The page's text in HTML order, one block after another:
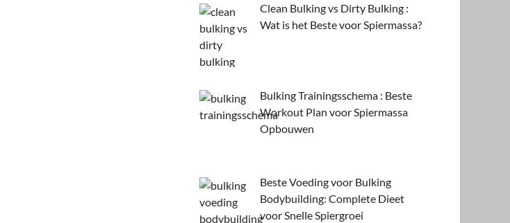
Clean Bulking vs Dirty Bulking :
Wat is het Beste voor Spiermassa?
Bulking Trainingsschema : Beste
Workout Plan voor Spiermassa
Opbouwen
Beste Voeding voor Bulking
Bodybuilding: Complete Dieet
voor Snelle Spiergroei